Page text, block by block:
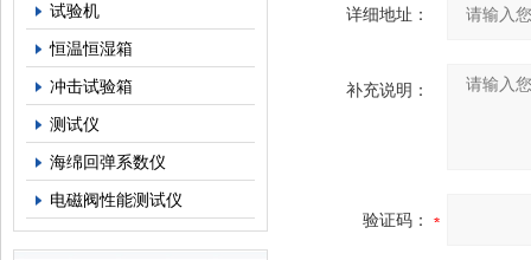
试验机
恒温恒湿箱
冲击试验箱
测试仪
海绵回弹系数仪
电磁阀性能测试仪
详细地址：
补充说明：
验证码：